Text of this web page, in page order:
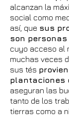
alcanzan la
social como
así, que sus
son
cuyo acceso al
muchas veces
sus tés
plantaciones
aseguran las
tanto de los
tierras como a